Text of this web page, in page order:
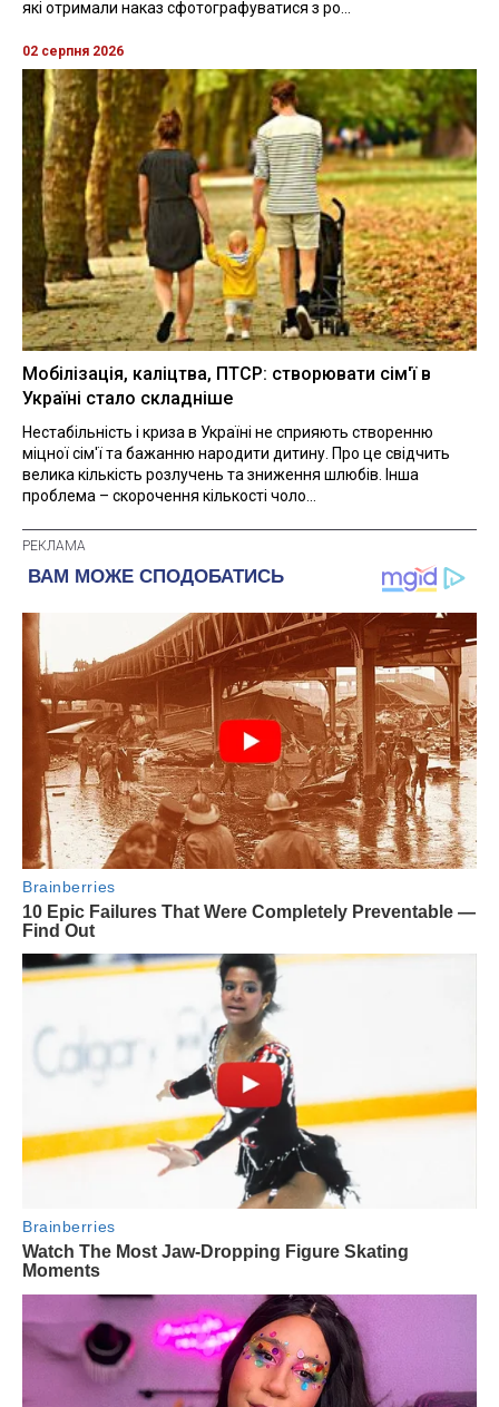
які отримали наказ сфотографуватися з ро...
02 серпня 2026
Мобілізація, каліцтва, ПТСР: створювати сім'ї в
Україні стало складніше
Нестабільність і криза в Україні не сприяють створенню
міцної сім'ї та бажанню народити дитину. Про це свідчить
велика кількість розлучень та зниження шлюбів. Інша
проблема – скорочення кількості чоло...